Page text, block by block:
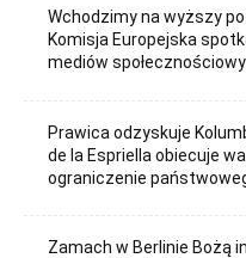
Wchodzimy na wyższy
Komisja Europejska
mediów
Prawica odzyskuje
de la Espriella obiecuje
ograniczenie
Zamach w Berlinie Bożą